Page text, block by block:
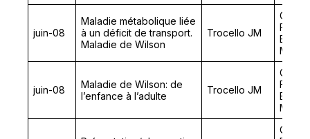
juin-08
Maladie métabolique liée
à un déficit de transport.
Maladie de Wilson
Trocello JM
juin-08
Maladie de Wilson: de
l’enfance à l’adulte
Trocello JM